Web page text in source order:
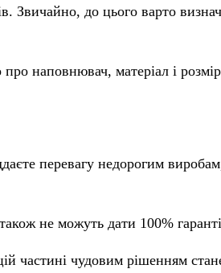
Звичайно, до цього варто
наповнювач, матеріал і
перевагу недорогим
не можуть дати 100%
частині чудовим рішенням